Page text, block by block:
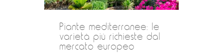
Piante mediterranee: le
varietà più richieste dal
mercato europeo